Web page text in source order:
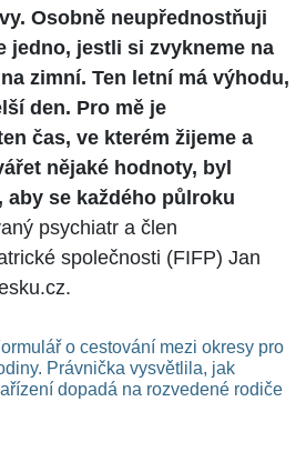
Osobně neupřednostňuji
jedno, jestli si zvykneme na
zimní. Ten letní má výhodu,
den. Pro mě je
čas, ve kterém žijeme a
nějaké hodnoty, byl
aby se každého půlroku
psychiatr a člen
společnosti (FIFP) Jan
o cestování mezi okresy pro
Právnička vysvětlila, jak
dopadá na rozvedené rodiče